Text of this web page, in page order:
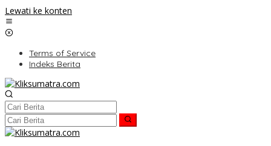
Lewati ke konten
Terms of Service
Indeks Berita